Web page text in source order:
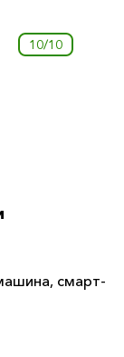
10/10
, смарт-